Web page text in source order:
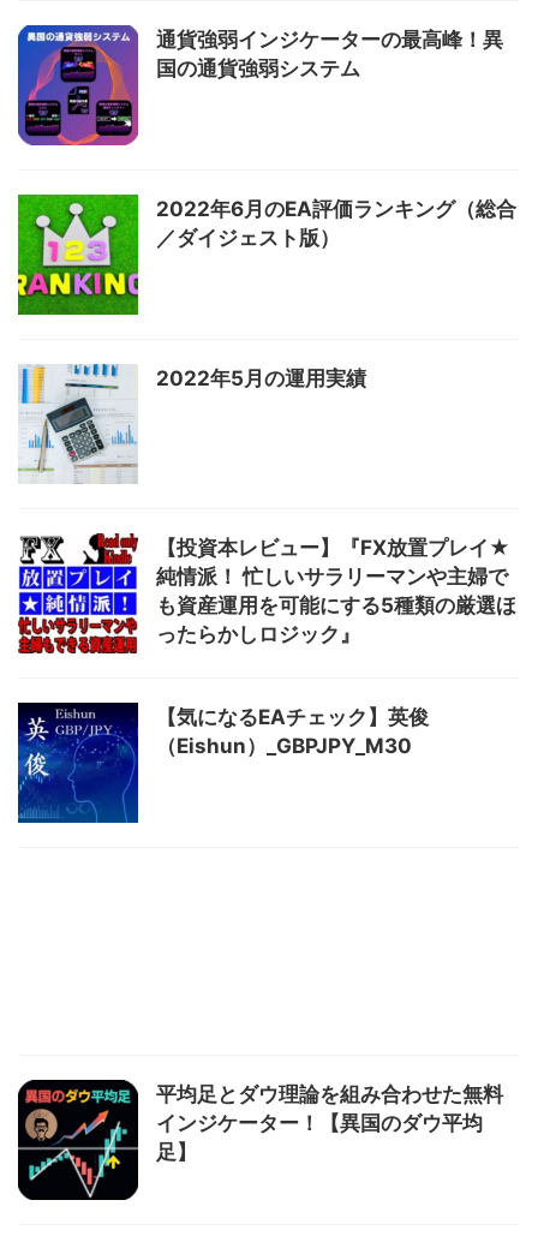
通貨強弱インジケーターの最高峰！異
国の通貨強弱システム
2022年6月のEA評価ランキング（総合
／ダイジェスト版）
2022年5月の運用実績
【投資本レビュー】『FX放置プレイ★
純情派！ 忙しいサラリーマンや主婦で
も資産運用を可能にする5種類の厳選ほ
ったらかしロジック』
【気になるEAチェック】英俊
（Eishun）_GBPJPY_M30
平均足とダウ理論を組み合わせた無料
インジケーター！【異国のダウ平均
足】